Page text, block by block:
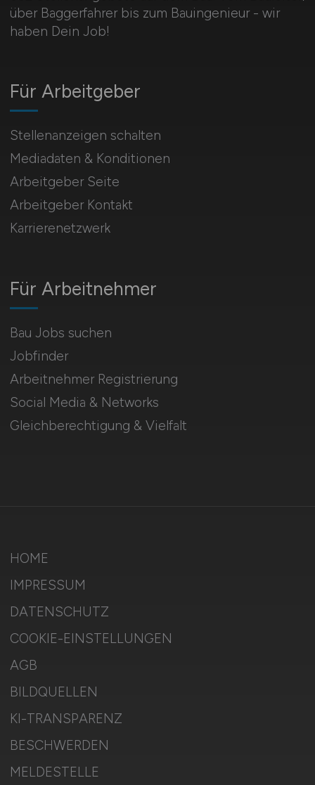
über Baggerfahrer bis zum Bauingenieur - wir
haben Dein Job!
Für Arbeitnehmer
Bau Jobs suchen
Jobfinder
Arbeitnehmer Registrierung
Social Media & Networks
Gleichberechtigung & Vielfalt
Für Arbeitgeber
Stellenanzeigen schalten
Mediadaten & Konditionen
Arbeitgeber Seite
Arbeitgeber Kontakt
Karrierenetzwerk
HOME
IMPRESSUM
DATENSCHUTZ
COOKIE-EINSTELLUNGEN
AGB
BILDQUELLEN
KI-TRANSPARENZ
BESCHWERDEN
MELDESTELLE